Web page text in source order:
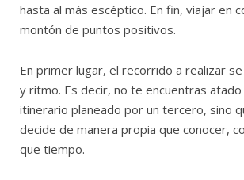
hasta al más escéptico. En fin, viajar en
montón de puntos positivos.
En primer lugar, el recorrido a realizar
y ritmo. Es decir, no te encuentras atado
itinerario planeado por un tercero, sino
decide de manera propia que conocer,
que tiempo.